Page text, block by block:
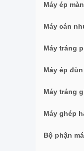
Máy ép
Máy cán
Máy tráng
Máy ép đùn
Máy tráng
Máy ghép
Bộ phận